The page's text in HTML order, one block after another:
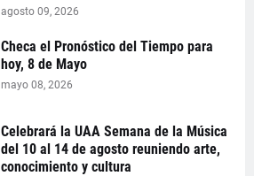
agosto 09, 2026
Checa el Pronóstico del Tiempo para
hoy, 8 de Mayo
mayo 08, 2026
Celebrará la UAA Semana de la Música
del 10 al 14 de agosto reuniendo arte,
conocimiento y cultura